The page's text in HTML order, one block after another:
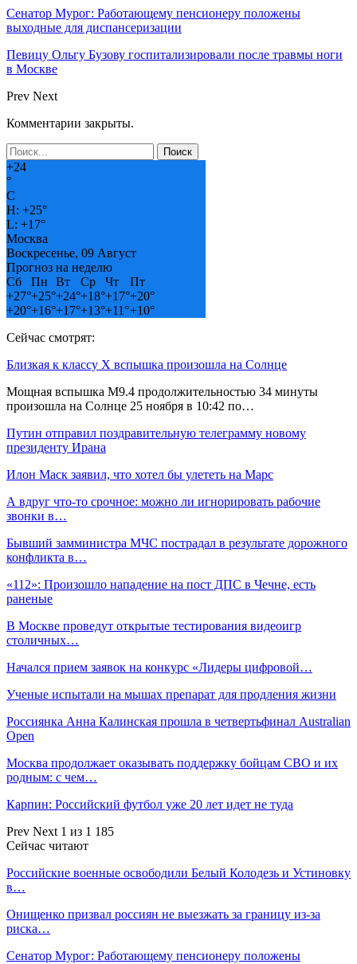
Сенатор Мурог: Работающему пенсионеру положены
выходные для диспансеризации
Певицу Ольгу Бузову госпитализировали после травмы ноги
в Москве
Prev Next
Комментарии закрыты.
+24
°
C
H: +25°
L: +17°
Москва
Воскресенье, 09 Август
Прогноз на неделю
Сб
Пн Вт Ср Чт
Пт
+27°+25°+24°+18°+17°+20°
+20°+16°+17°+13°+11°+10°
Сейчас смотрят:
Близкая к классу Х вспышка произошла на Солнце
Мощная вспышка M9.4 продолжительностью 34 минуты
произошла на Солнце 25 ноября в 10:42 по…
Путин отправил поздравительную телеграмму новому
президенту Ирана
Илон Маск заявил, что хотел бы улететь на Марс
А вдруг что-то срочное: можно ли игнорировать рабочие
звонки в…
Бывший замминистра МЧС пострадал в результате дорожного
конфликта в…
«112»: Произошло нападение на пост ДПС в Чечне, есть
раненые
В Москве проведут открытые тестирования видеоигр
столичных…
Начался прием заявок на конкурс «Лидеры цифровой…
Ученые испытали на мышах препарат для продления жизни
Россиянка Анна Калинская прошла в четвертьфинал Australian
Open
Москва продолжает оказывать поддержку бойцам СВО и их
родным: с чем…
Карпин: Российский футбол уже 20 лет идет не туда
Prev Next 1 из 1 185
Сейчас читают
Российские военные освободили Белый Колодезь и Устиновку
в…
Онищенко призвал россиян не выезжать за границу из-за
риска…
Сенатор Мурог: Работающему пенсионеру положены